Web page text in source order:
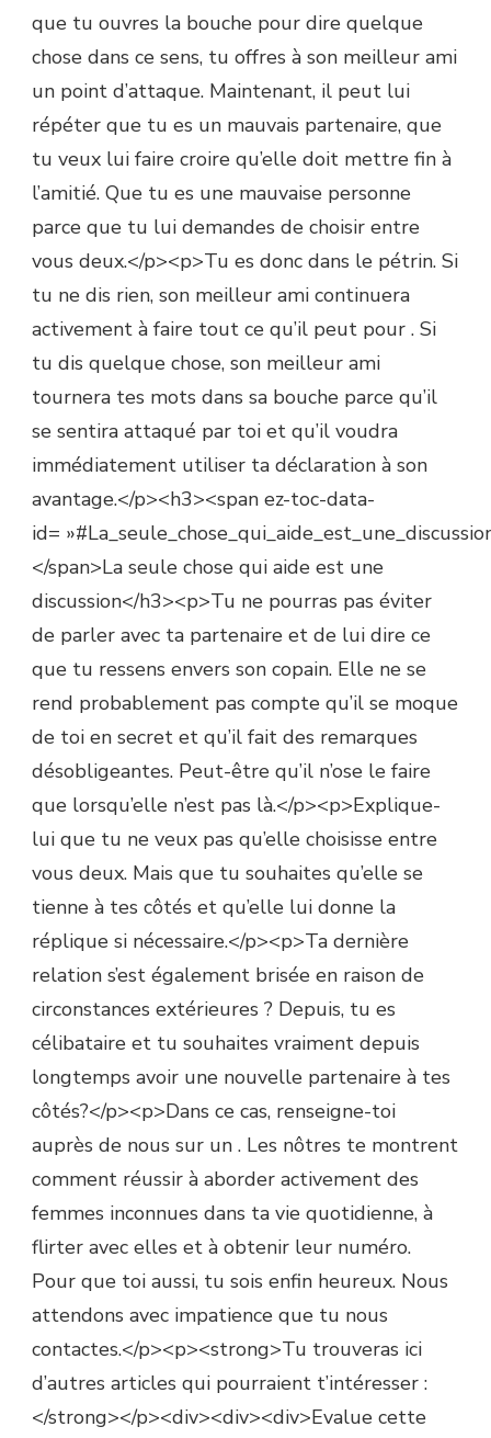
que tu ouvres la bouche pour dire quelque
chose dans ce sens, tu offres à son meilleur ami
un point d’attaque. Maintenant, il peut lui
répéter que tu es un mauvais partenaire, que
tu veux lui faire croire qu’elle doit mettre fin à
l’amitié. Que tu es une mauvaise personne
parce que tu lui demandes de choisir entre
vous deux.</p><p>Tu es donc dans le pétrin. Si
tu ne dis rien, son meilleur ami continuera
activement à faire tout ce qu’il peut pour . Si
tu dis quelque chose, son meilleur ami
tournera tes mots dans sa bouche parce qu’il
se sentira attaqué par toi et qu’il voudra
immédiatement utiliser ta déclaration à son
avantage.</p><h3><span ez-toc-data-
id=
</span>La seule chose qui aide est une
discussion</h3><p>Tu ne pourras pas éviter
de parler avec ta partenaire et de lui dire ce
que tu ressens envers son copain. Elle ne se
rend probablement pas compte qu’il se moque
de toi en secret et qu’il fait des remarques
désobligeantes. Peut-être qu’il n’ose le faire
que lorsqu’elle n’est pas là.</p><p>Explique-
lui que tu ne veux pas qu’elle choisisse entre
vous deux. Mais que tu souhaites qu’elle se
tienne à tes côtés et qu’elle lui donne la
réplique si nécessaire.</p><p>Ta dernière
relation s’est également brisée en raison de
circonstances extérieures ? Depuis, tu es
célibataire et tu souhaites vraiment depuis
longtemps avoir une nouvelle partenaire à tes
côtés?</p><p>Dans ce cas, renseigne-toi
auprès de nous sur un . Les nôtres te montrent
comment réussir à aborder activement des
femmes inconnues dans ta vie quotidienne, à
flirter avec elles et à obtenir leur numéro.
Pour que toi aussi, tu sois enfin heureux. Nous
attendons avec impatience que tu nous
contactes.</p><p><strong>Tu trouveras ici
d’autres articles qui pourraient t’intéresser :
</strong></p><div><div><div>Evalue cette